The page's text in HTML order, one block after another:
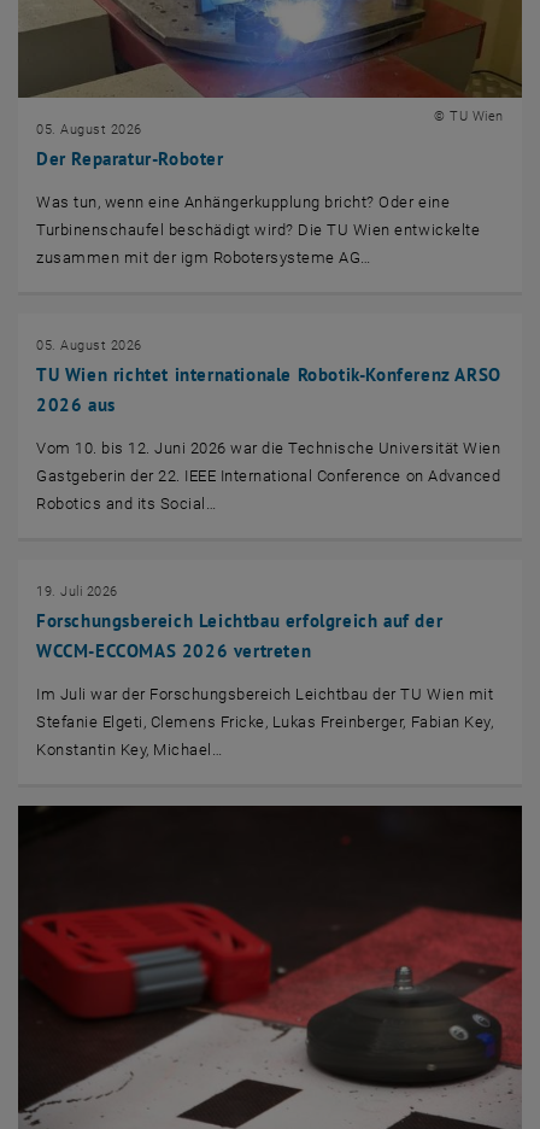
Der Reparatur-Roboter
05. August 2026
© TU Wien
Was tun, wenn eine Anhängerkupplung bricht? Oder eine
Turbinenschaufel beschädigt wird? Die TU Wien entwickelte
zusammen mit der igm Robotersysteme AG…
TU Wien richtet internationale Robotik-Konferenz ARSO
2026 aus
05. August 2026
Vom 10. bis 12. Juni 2026 war die Technische Universität Wien
Gastgeberin der 22. IEEE International Conference on Advanced
Robotics and its Social…
Forschungsbereich Leichtbau erfolgreich auf der
WCCM-ECCOMAS 2026 vertreten
19. Juli 2026
Im Juli war der Forschungsbereich Leichtbau der TU Wien mit
Stefanie Elgeti, Clemens Fricke, Lukas Freinberger, Fabian Key,
Konstantin Key, Michael…